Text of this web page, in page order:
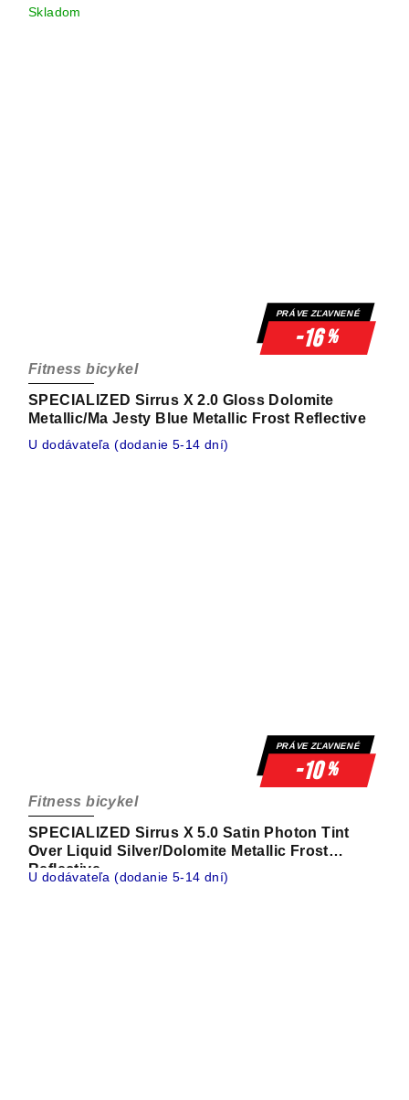
Skladom
PRÁVE ZĽAVNENÉ
-16%
SPECIALIZED Sirrus X 2.0 Gloss Dolomite
Metallic/Ma Jesty Blue Metallic Frost Reflective
Fitness bicykel
U dodávateľa (dodanie 5-14 dní)
PRÁVE ZĽAVNENÉ
-10%
SPECIALIZED Sirrus X 5.0 Satin Photon Tint
Over Liquid Silver/Dolomite Metallic Frost
Reflective
Fitness bicykel
U dodávateľa (dodanie 5-14 dní)